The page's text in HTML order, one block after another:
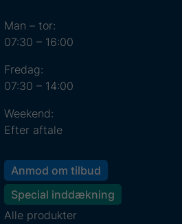
Man – tor:
07:30 – 16:00
Fredag:
07:30 – 14:00
Weekend:
Efter aftale
Anmod om tilbud
Special inddækning
Alle produkter